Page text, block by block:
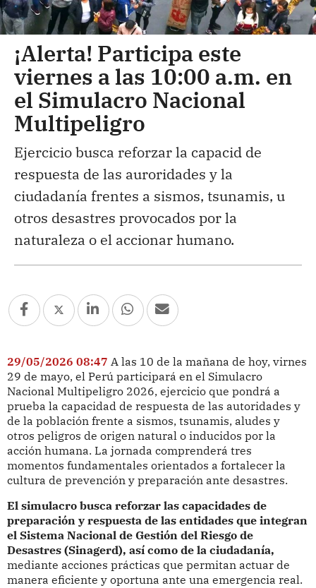
¡Alerta! Participa este
viernes a las 10:00 a.m. en
el Simulacro Nacional
Multipeligro
Ejercicio busca reforzar la capacid de
respuesta de las auroridades y la
ciudadanía frentes a sismos, tsunamis, u
otros desastres provocados por la
naturaleza o el accionar humano.
29/05/2026 08:47 A las 10 de la mañana de hoy, virnes
29 de mayo, el Perú participará en el Simulacro
Nacional Multipeligro 2026, ejercicio que pondrá a
prueba la capacidad de respuesta de las autoridades y
de la población frente a sismos, tsunamis, aludes y
otros peligros de origen natural o inducidos por la
acción humana. La jornada comprenderá tres
momentos fundamentales orientados a fortalecer la
cultura de prevención y preparación ante desastres.
El simulacro busca reforzar las capacidades de
preparación y respuesta de las entidades que integran
el Sistema Nacional de Gestión del Riesgo de
Desastres (Sinagerd), así como de la ciudadanía,
mediante acciones prácticas que permitan actuar de
manera eficiente y oportuna ante una emergencia real.